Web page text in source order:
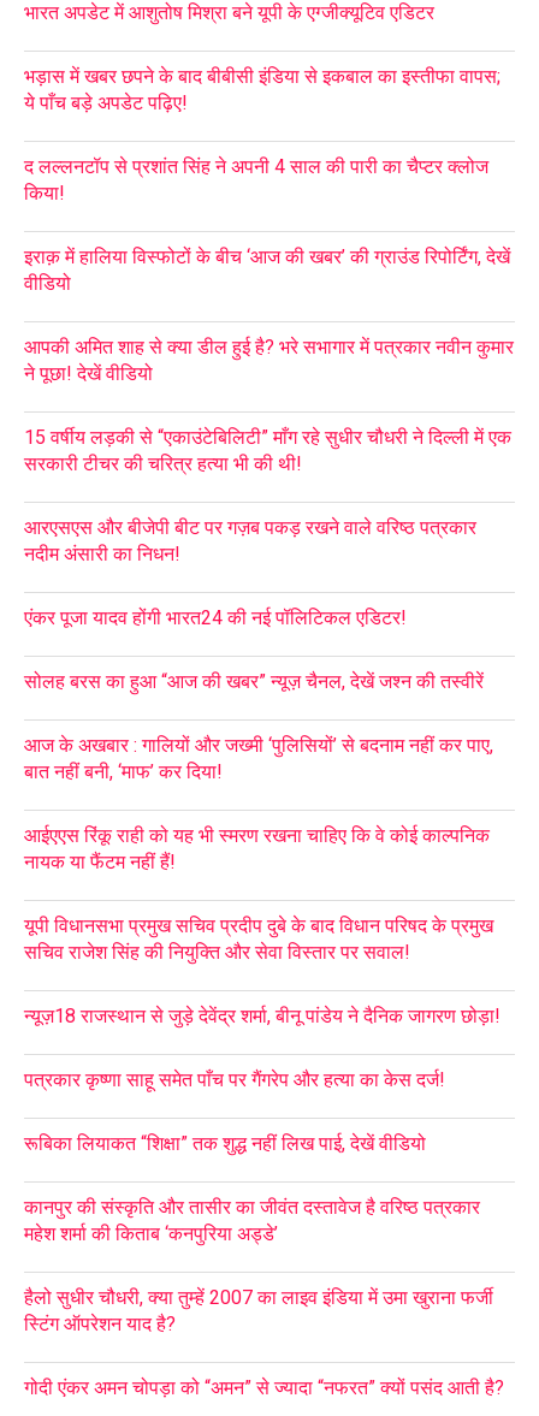
भारत अपडेट में आशुतोष मिश्रा बने यूपी के एग्जीक्यूटिव एडिटर
भड़ास में खबर छपने के बाद बीबीसी इंडिया से इकबाल का इस्तीफा वापस;
ये पाँच बड़े अपडेट पढ़िए!
द लल्लनटॉप से प्रशांत सिंह ने अपनी 4 साल की पारी का चैप्टर क्लोज
किया!
इराक़ में हालिया विस्फोटों के बीच ‘आज की खबर’ की ग्राउंड रिपोर्टिंग, देखें
वीडियो
आपकी अमित शाह से क्या डील हुई है? भरे सभागार में पत्रकार नवीन कुमार
ने पूछा! देखें वीडियो
15 वर्षीय लड़की से “एकाउंटेबिलिटी” माँग रहे सुधीर चौधरी ने दिल्ली में एक
सरकारी टीचर की चरित्र हत्या भी की थी!
आरएसएस और बीजेपी बीट पर गज़ब पकड़ रखने वाले वरिष्ठ पत्रकार
नदीम अंसारी का निधन!
एंकर पूजा यादव होंगी भारत24 की नई पॉलिटिकल एडिटर!
सोलह बरस का हुआ “आज की खबर” न्यूज़ चैनल, देखें जश्न की तस्वीरें
आज के अखबार : गालियों और जख्मी ‘पुलिसियों’ से बदनाम नहीं कर पाए,
बात नहीं बनी, ‘माफ’ कर दिया!
आईएएस रिंकू राही को यह भी स्मरण रखना चाहिए कि वे कोई काल्पनिक
नायक या फैंटम नहीं हैं!
यूपी विधानसभा प्रमुख सचिव प्रदीप दुबे के बाद विधान परिषद के प्रमुख
सचिव राजेश सिंह की नियुक्ति और सेवा विस्तार पर सवाल!
न्यूज़18 राजस्थान से जुड़े देवेंद्र शर्मा, बीनू पांडेय ने दैनिक जागरण छोड़ा!
पत्रकार कृष्णा साहू समेत पाँच पर गैंगरेप और हत्या का केस दर्ज!
रूबिका लियाकत “शिक्षा” तक शुद्ध नहीं लिख पाई, देखें वीडियो
कानपुर की संस्कृति और तासीर का जीवंत दस्तावेज है वरिष्ठ पत्रकार
महेश शर्मा की किताब ‘कनपुरिया अड्डे’
हैलो सुधीर चौधरी, क्या तुम्हें 2007 का लाइव इंडिया में उमा खुराना फर्जी
स्टिंग ऑपरेशन याद है?
गोदी एंकर अमन चोपड़ा को “अमन” से ज्यादा “नफरत” क्यों पसंद आती है?